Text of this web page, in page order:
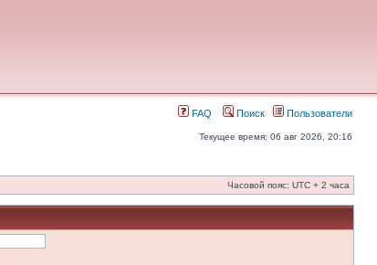
FAQ Поиск Пользователи
Текущее время: 06 авг 2026, 20:16
Часовой пояс: UTC + 2 часа